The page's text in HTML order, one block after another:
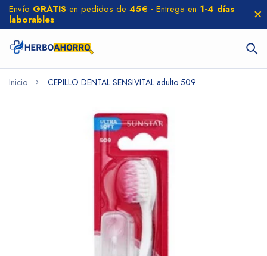
Envío GRATIS en pedidos de 45€ - Entrega en 1-4 días
laborables
Inicio CEPILLO DENTAL SENSIVITAL adulto 509